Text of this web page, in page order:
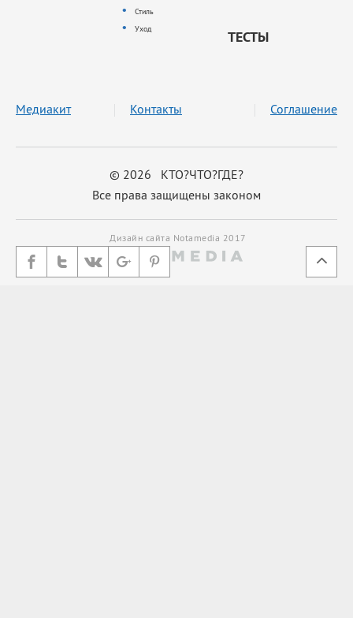
Стиль
Уход
ТЕСТЫ
© 2026 КТО?ЧТО?ГДЕ?
Все права защищены законом
Медиакит Контакты Соглашение
Дизайн сайта Notamedia 2017